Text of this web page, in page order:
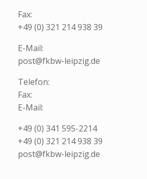
Fax:
+49 (0) 321 214 938 39
E-Mail:
post@fkbw-leipzig.de
Telefon:
Fax:
E-Mail:
+49 (0) 341 595-2214
+49 (0) 321 214 938 39
post@fkbw-leipzig.de